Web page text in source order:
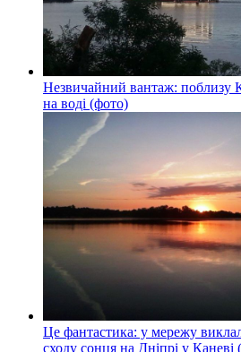
Незвичайний вантаж: поблизу
на воді (фото)
Це фантастика: у мережу
сходу сонця на Дніпрі у Каневі